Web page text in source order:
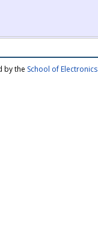
by the School of